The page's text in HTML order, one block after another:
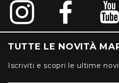
TUTTE LE NOVITÀ
Iscriviti e scopri le ultime